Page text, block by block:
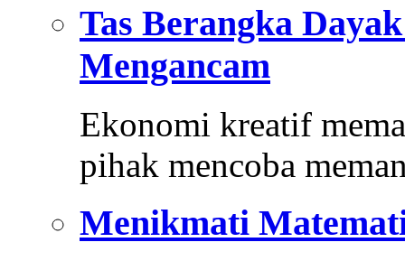
Tas Berangka
Mengancam
Ekonomi kreatif
pihak mencoba
Menikmati